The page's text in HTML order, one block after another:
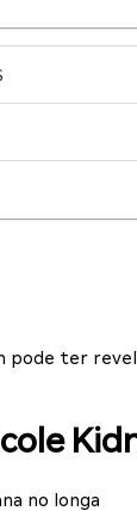
pode ter
no longa